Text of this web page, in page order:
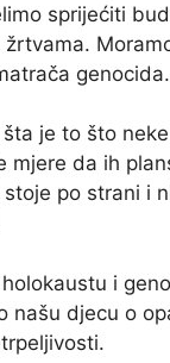
sprijećiti
žrtvama.
genocida.
je to što
mjere da ih
po strani i
i
našu djecu o